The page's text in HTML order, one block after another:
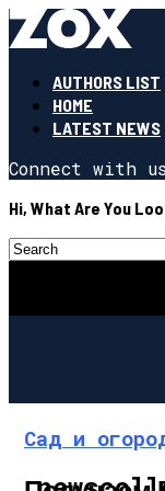
AUTHORS LIST
HOME
LATEST NEWS
Connect with us
Hi, What Are You
Сад и